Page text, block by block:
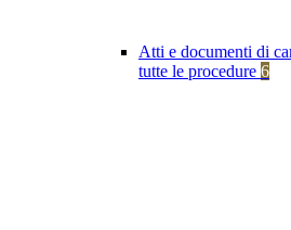
Atti e documenti di
tutte le procedure 6